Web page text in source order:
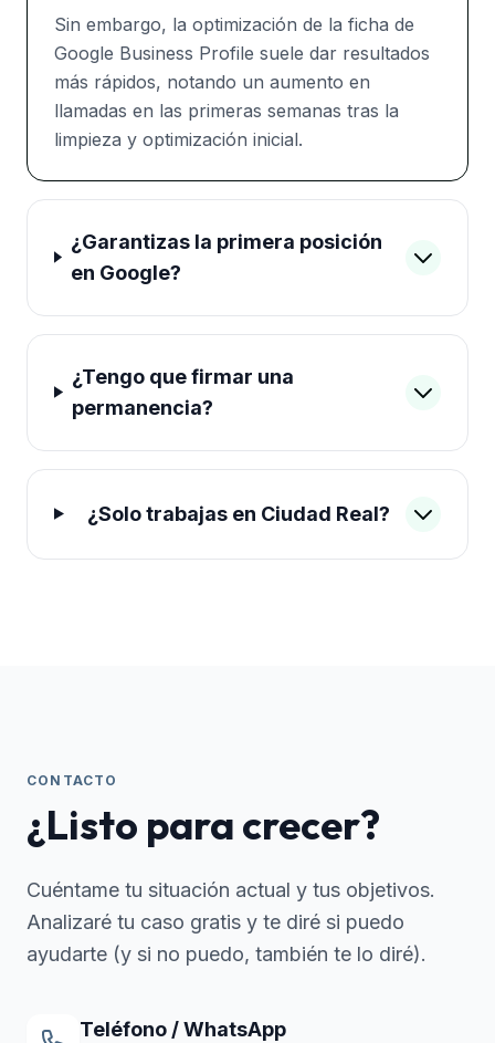
Sin embargo, la optimización de la ficha de
Google Business Profile suele dar resultados
más rápidos, notando un aumento en
llamadas en las primeras semanas tras la
limpieza y optimización inicial.
¿Garantizas la primera posición
en Google?
¿Tengo que firmar una
permanencia?
¿Solo trabajas en Ciudad Real?
CONTACTO
¿Listo para crecer?
Cuéntame tu situación actual y tus objetivos.
Analizaré tu caso gratis y te diré si puedo
ayudarte (y si no puedo, también te lo diré).
Teléfono / WhatsApp